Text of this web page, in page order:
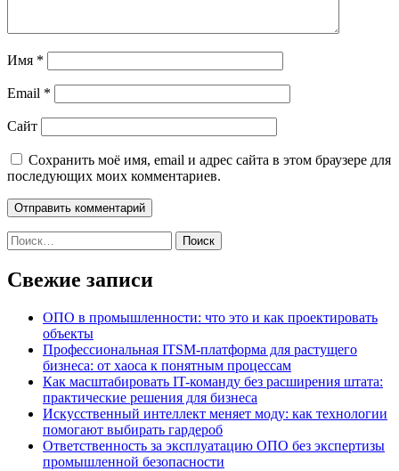
Имя *
Email *
Сайт
Сохранить моё имя, email и адрес сайта в этом браузере для
последующих моих комментариев.
Найти:
Свежие записи
ОПО в промышленности: что это и как проектировать
объекты
Профессиональная ITSM-платформа для растущего
бизнеса: от хаоса к понятным процессам
Как масштабировать IT-команду без расширения штата:
практические решения для бизнеса
Искусственный интеллект меняет моду: как технологии
помогают выбирать гардероб
Ответственность за эксплуатацию ОПО без экспертизы
промышленной безопасности